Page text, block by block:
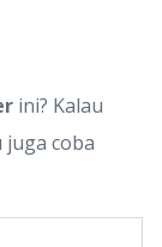
ini? Kalau
juga coba